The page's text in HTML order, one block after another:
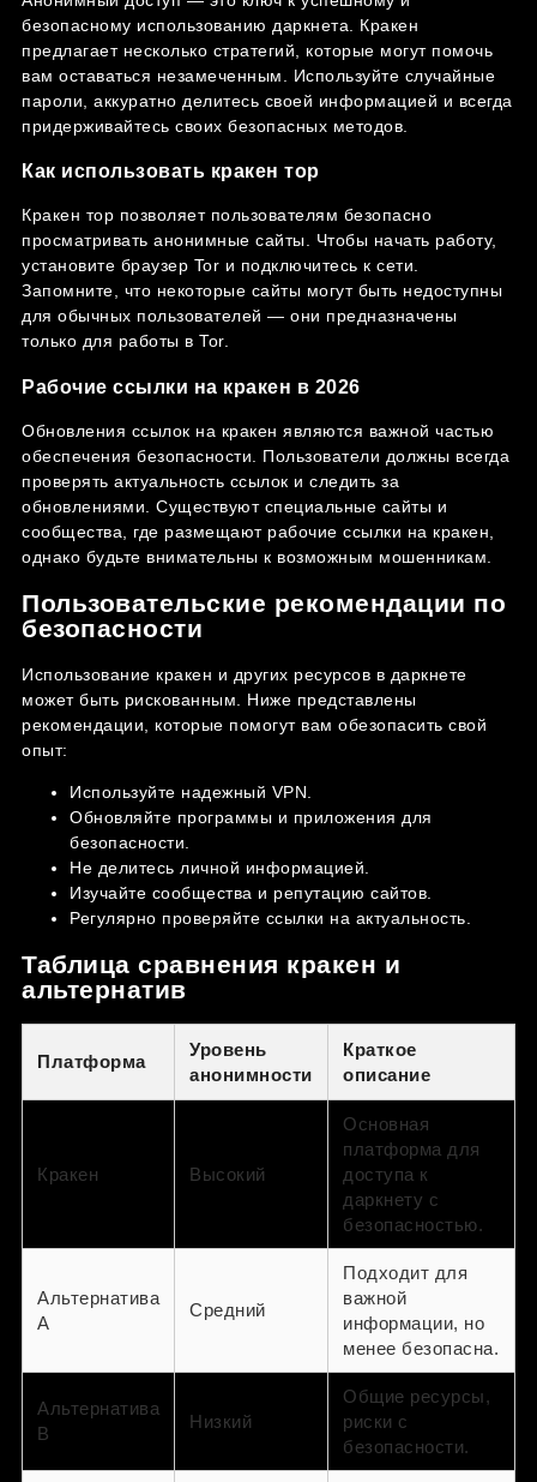
безопасному использованию даркнета. Кракен
предлагает несколько стратегий, которые могут помочь
вам оставаться незамеченным. Используйте случайные
пароли, аккуратно делитесь своей информацией и всегда
придерживайтесь своих безопасных методов.
Как использовать кракен тор
Кракен тор позволяет пользователям безопасно
просматривать анонимные сайты. Чтобы начать работу,
установите браузер Tor и подключитесь к сети.
Запомните, что некоторые сайты могут быть недоступны
для обычных пользователей — они предназначены
только для работы в Tor.
Рабочие ссылки на кракен в 2026
Обновления ссылок на кракен являются важной частью
обеспечения безопасности. Пользователи должны всегда
проверять актуальность ссылок и следить за
обновлениями. Существуют специальные сайты и
сообщества, где размещают рабочие ссылки на кракен,
однако будьте внимательны к возможным мошенникам.
Пользовательские рекомендации по
безопасности
Использование кракен и других ресурсов в даркнете
может быть рискованным. Ниже представлены
рекомендации, которые помогут вам обезопасить свой
опыт:
Используйте надежный VPN.
Обновляйте программы и приложения для
безопасности.
Не делитесь личной информацией.
Изучайте сообщества и репутацию сайтов.
Регулярно проверяйте ссылки на актуальность.
Таблица сравнения кракен и
альтернатив
Платформа
Уровень
анонимности
Краткое
описание
Кракен Высокий
Основная
платформа для
доступа к
даркнету с
безопасностью.
Альтернатива
A
Средний
Подходит для
важной
информации, но
менее безопасна.
Альтернатива
B
Низкий
Общие ресурсы,
риски с
безопасности.